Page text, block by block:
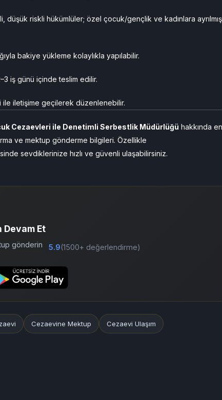
riskli hükümlüler; özel çocuk/gençlik ve kadınlara ayrılmış
bakiye yükleme kolaylıkla yapılabilir.
iş günü içinde teslim edilir.
iletişime geçilerek düzenlenebilir.
Cezaevleri ile Denetimli Serbestlik Müdürlüğü hakkında en
ve mektup gönderme bilgileri. Özellikle
sevdiklerinize hızlı ve güvenli ulaşabilirsiniz.
Et
gönderin 5.9(1500+ değerlendirme)
Cezaevine Mektup Cezaevi Ulaşım